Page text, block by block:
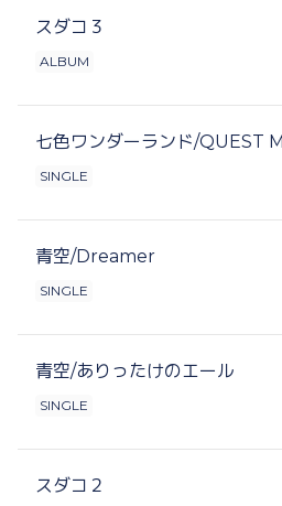
スダコ３
ALBUM
七色ワンダーランド/QUEST
SINGLE
青空/Dreamer
SINGLE
青空/ありったけのエール
SINGLE
スダコ２